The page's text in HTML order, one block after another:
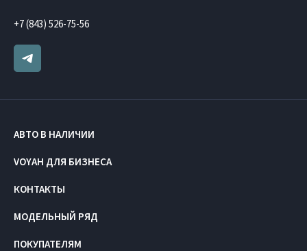
+7 (843) 526-75-56
АВТО В НАЛИЧИИ
VOYAH ДЛЯ БИЗНЕСА
КОНТАКТЫ
МОДЕЛЬНЫЙ РЯД
ПОКУПАТЕЛЯМ